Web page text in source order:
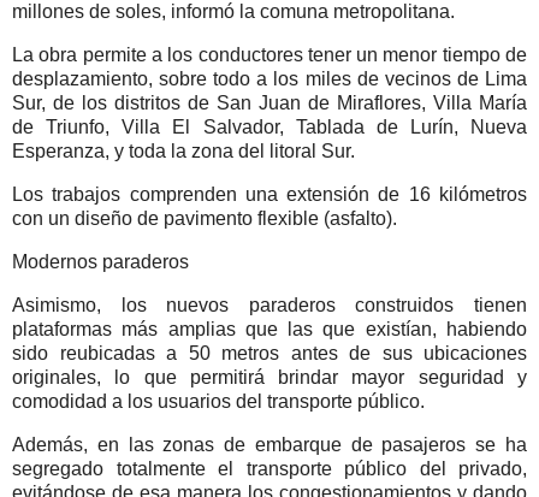
millones de soles, informó la comuna metropolitana.
La obra permite a los conductores tener un menor tiempo de
desplazamiento, sobre todo a los miles de vecinos de Lima
Sur, de los distritos de San Juan de Miraflores, Villa María
de Triunfo, Villa El Salvador, Tablada de Lurín, Nueva
Esperanza, y toda la zona del litoral Sur.
Los trabajos comprenden una extensión de 16 kilómetros
con un diseño de pavimento flexible (asfalto).
Modernos paraderos
Asimismo, los nuevos paraderos construidos tienen
plataformas más amplias que las que existían, habiendo
sido reubicadas a 50 metros antes de sus ubicaciones
originales, lo que permitirá brindar mayor seguridad y
comodidad a los usuarios del transporte público.
Además, en las zonas de embarque de pasajeros se ha
segregado totalmente el transporte público del privado,
evitándose de esa manera los congestionamientos y dando